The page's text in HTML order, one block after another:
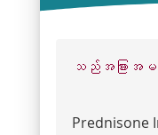
သည်အခြားအမည်
Prednisone